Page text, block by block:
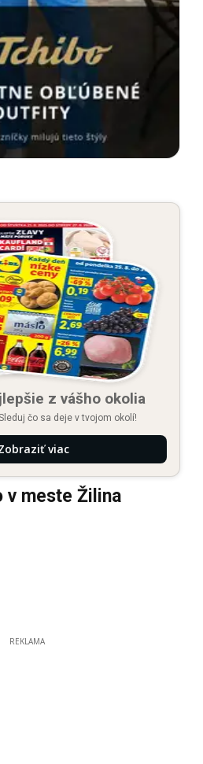
z vášho okolia
čo sa deje v tvojom okolí!
viac
v meste Žilina
REKLAMA